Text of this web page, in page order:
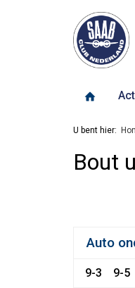
U bent hier:
Bout
Auto
9-3 9-5